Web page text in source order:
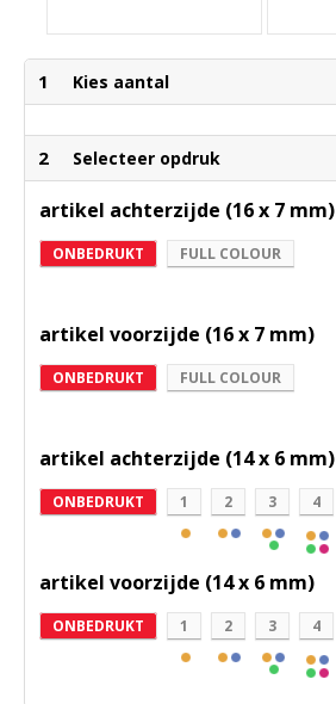
1 Kies aantal
2 Selecteer opdruk
artikel achterzijde (16 x 7 mm)
ONBEDRUKT FULL COLOUR
artikel voorzijde (16 x 7 mm)
ONBEDRUKT FULL COLOUR
artikel achterzijde (14 x 6 mm)
ONBEDRUKT 1 2 3 4
artikel voorzijde (14 x 6 mm)
ONBEDRUKT 1 2 3 4